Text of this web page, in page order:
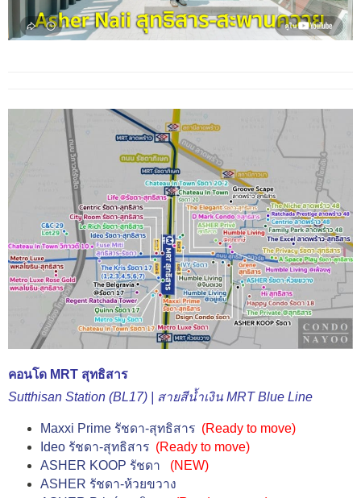
คอนโด MRT สุทธิสาร
Sutthisan Station (BL17) | สายสีน้ำเงิน MRT Blue Line
Maxxi Prime รัชดา-สุทธิสาร (Ready to move)
Ideo รัชดา-สุทธิสาร (Ready to move)
ASHER KOOP รัชดา
(NEW)
ASHER รัชดา-ห้วยขวาง